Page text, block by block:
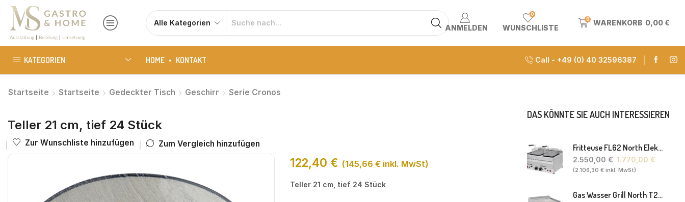
ANMELDEN
0
WUNSCHLISTE
0 WARENKORB 0,00 €
KATEGORIEN HOME KONTAKT Call - +49 (0) 40 32596387
Startseite Startseite Gedeckter Tisch Geschirr Serie Cronos
Teller 21 cm, tief 24 Stück
Zur Wunschliste hinzufügen Zum Vergleich hinzufügen
122,40 € (145,66€ inkl. MwSt)
Teller 21 cm, tief 24 Stück
DAS KÖNNTE SIE AUCH INTERESSIEREN
Fritteuse FL62 North Elektro 2 X 8-10L 60 X 60 X 30(38) Cm
2.550,00€ 1.770,00 €
(2.106,30 € inkl. MwSt)
Gas Wasser Grill North T20 77 X 63 X 43 Cm